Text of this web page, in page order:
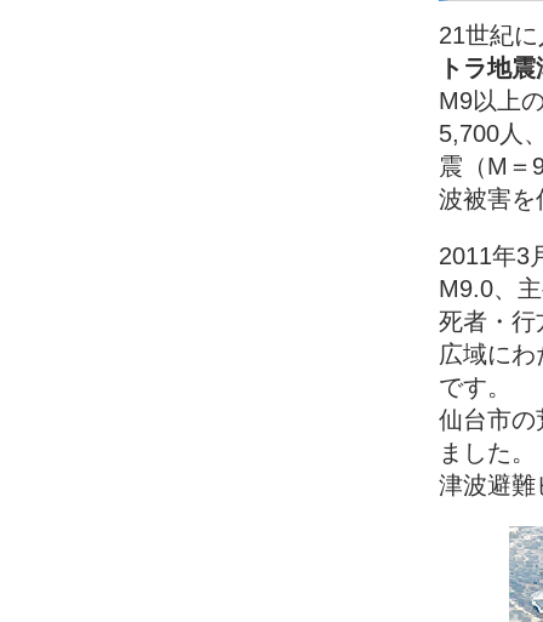
21世紀
トラ地
M9以上
5,700人
震（M＝
波被害を
2011年3
M9.0、
死者・行
広域にわ
です。
仙台市の
ました。
津波避難